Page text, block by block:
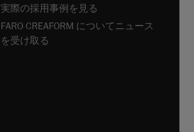
実際の採用事例を見る
FARO CREAFORM についてニュース
を受け取る